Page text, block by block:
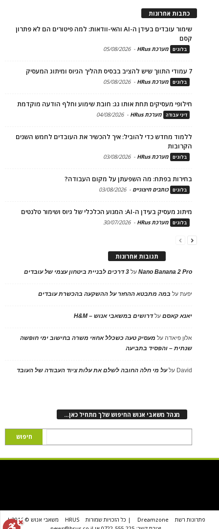
כתבות אחרונות
שימור עובדים בעידן ה-AI והאי-וודאות: למה פיטורים הם לא פתרון
קסם
בלוגים מערכת HRus -
05/08/2026
7 עמודי התווך שיש להציב בבסיס תהליך הגיוס ומיתוג המעסיק
בלוגים מערכת HRus -
05/08/2026
חילופי מעסיקים תחת אותו גג: חובת שימוע וחלף הודעה מוקדמת
דיני עבודה מערכת HRus -
04/08/2026
ללמוד מחדש כדי להוביל: איך להכשיר את העובדים לחמש השנים
הקרובות
בלוגים מערכת HRus -
03/08/2026
בחירות בפתח: מה השפעתן על מקום העבודה?
בלוגים כותבים חיצוניים -
03/08/2026
מיתוג מעסיק בעידן ה-AI: המנוע הכלכלי של גיוס ושימור טלנטים
בלוגים מערכת HRus -
30/07/2026
תגובות אחרונות
Nano Banana 2 Proעל 3 דרכים לבניית ביטחון עצמי של עובדים
יפעתעל במה מתבטא ההחזר על ההשקעה בהכשרת עובדים
יאנא קאסםעלדרושים במשאבי אנוש – H&M
אלון פיאדה על מעסיק טעה כשכלל אחוזי משרה בחישוב ימי חופשה
שנתית – והפסיד בתביעה
David עלעל מי חלה החובה לשלם את עלות ציוד העבודה של העובד
מנהל משאבי אנוש החיפוש שלך מתחיל כאן…
פתרונות רשת Dreamzone | כל הזכויות שמורות HRUS
משאבי אנוש © 2016 |